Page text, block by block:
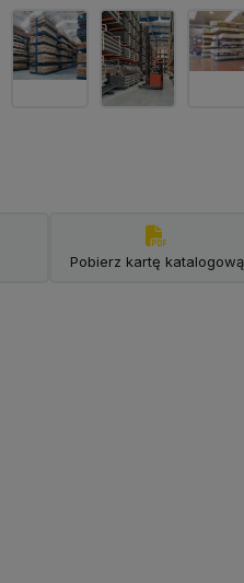
Pobierz kartę katalogową